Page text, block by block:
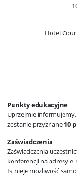
Hotel
Punkty edukacyjne
Uprzejmie informujemy,
zostanie przyznane 10
Zaświadczenia
Zaświadczenia
konferencji na adresy
Istnieje możliwość